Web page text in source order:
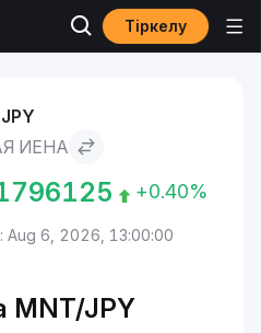
Тіркелу
Mantle to Японская иена
ИЕНА
+0.40%
Aug 6, 2026, 13:00:00
MNT/JPY